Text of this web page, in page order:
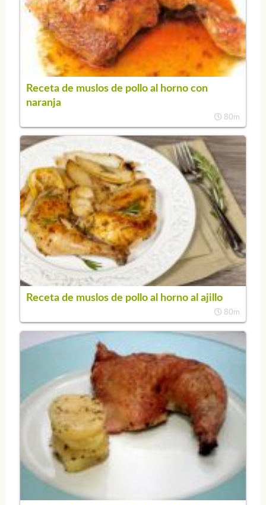
Receta de muslos de pollo al horno con
naranja
80m
Receta de muslos de pollo al horno al ajillo
80m